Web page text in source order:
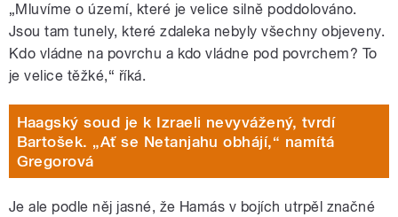
„Mluvíme o území, které je velice silně poddolováno.
Jsou tam tunely, které zdaleka nebyly všechny objeveny.
Kdo vládne na povrchu a kdo vládne pod povrchem? To
je velice těžké,“ říká.
Haagský soud je k Izraeli nevyvážený, tvrdí
Bartošek. „Ať se Netanjahu obhájí,“ namítá
Gregorová
Je ale podle něj jasné, že Hamás v bojích utrpěl značné